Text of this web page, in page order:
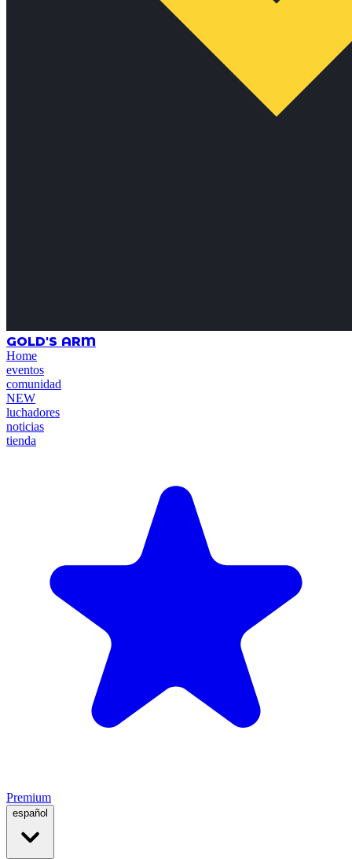
GOLD'S ARM
Home
eventos
comunidad
NEW
luchadores
noticias
tienda
Premium
español